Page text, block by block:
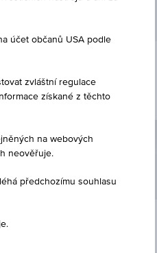
3M 6M
účet občanů USA podle
zvláštní regulace
získané z těchto
na webových
neověřuje.
předchozímu souhlasu